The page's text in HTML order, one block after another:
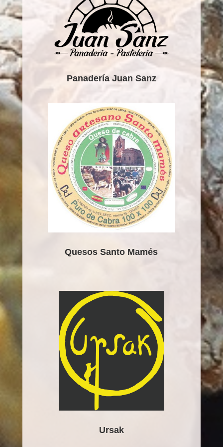
Panadería Juan Sanz
Quesos Santo Mamés
Ursak